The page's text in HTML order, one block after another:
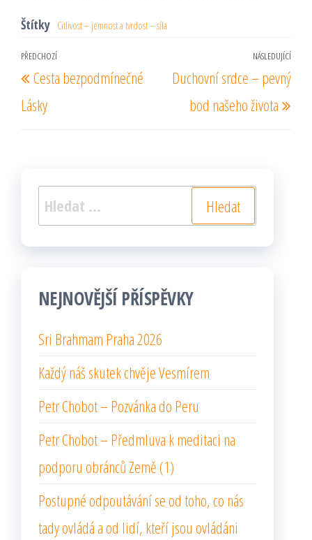
Štítky Citlivost – jemnost a tvrdost – síla
Navigace
pro
příspěvek
Předchozí
příspěvek
PŘEDCHOZÍ
Cesta bezpodmínečné
Lásky
NÁSLEDUJÍCÍ
Duchovní srdce – pevný
bod našeho života
Vyhledávání
NEJNOVĚJŠÍ PŘÍSPĚVKY
Sri Brahmam Praha 2026
Každý náš skutek chvěje Vesmírem
Petr Chobot – Pozvánka do Peru
Petr Chobot – Předmluva k meditaci na
podporu obránců Země (1)
Postupné odpoutávání se od toho, co nás
tady ovládá a od lidí, kteří jsou ovládáni